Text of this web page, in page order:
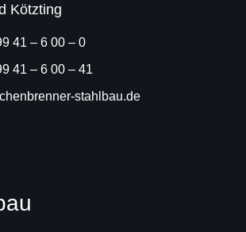
Kötzting
41 – 6 00 – 0
41 – 6 00 – 41
stahlbau.de